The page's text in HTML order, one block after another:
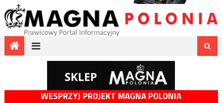
WESPRZYJ PROJEKT MAGNA POLONIA